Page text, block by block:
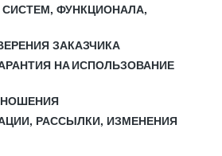
ФУНКЦИОНАЛА,
ЗАКАЗЧИКА
НА ИСПОЛЬЗОВАНИЕ
РАССЫЛКИ, ИЗМЕНЕНИЯ